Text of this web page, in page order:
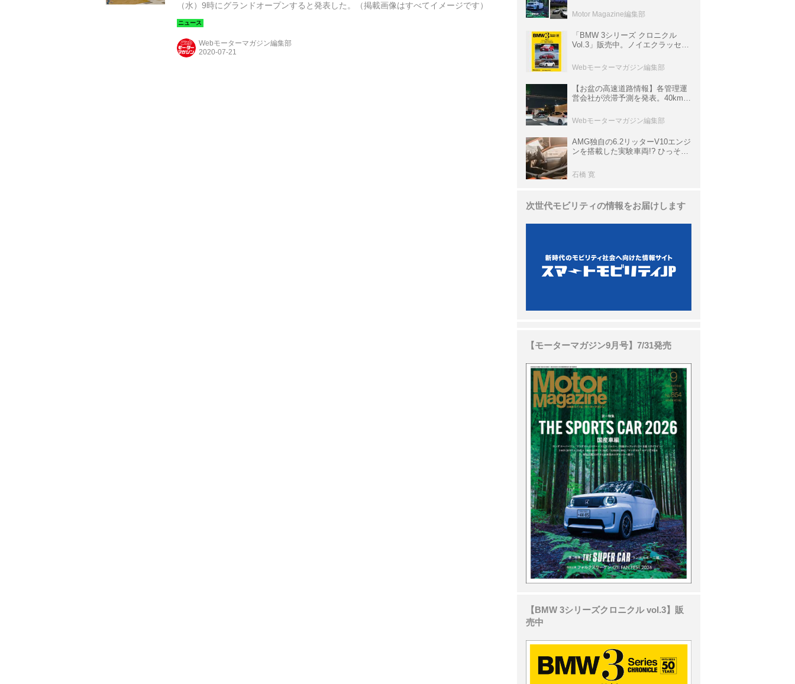
（水）9時にグランドオープンすると発表した。（掲載画像はすべてイメージです）
Webモーターマガジン編集部
情報も満載
Motor Magazine編集部
「BMW 3シリーズ クロニクル
Vol.3」販売中。ノイエクラッセか
ムック
Webモーターマガジン編集部
【お盆の高速道路情報】各管理運
営会社が渋滞予測を発表。40km以
数ある
Webモーターマガジン編集部
AMG独自の6.2リッターV10エンジ
ンを搭載した実験車両!? ひっそり
P900 プロトタイプ」とは
石橋 寛
次世代モビリティの情報をお届けします
【モーターマガジン9月号】7/31発売
【BMW 3シリーズクロニクル vol.3】販
売中